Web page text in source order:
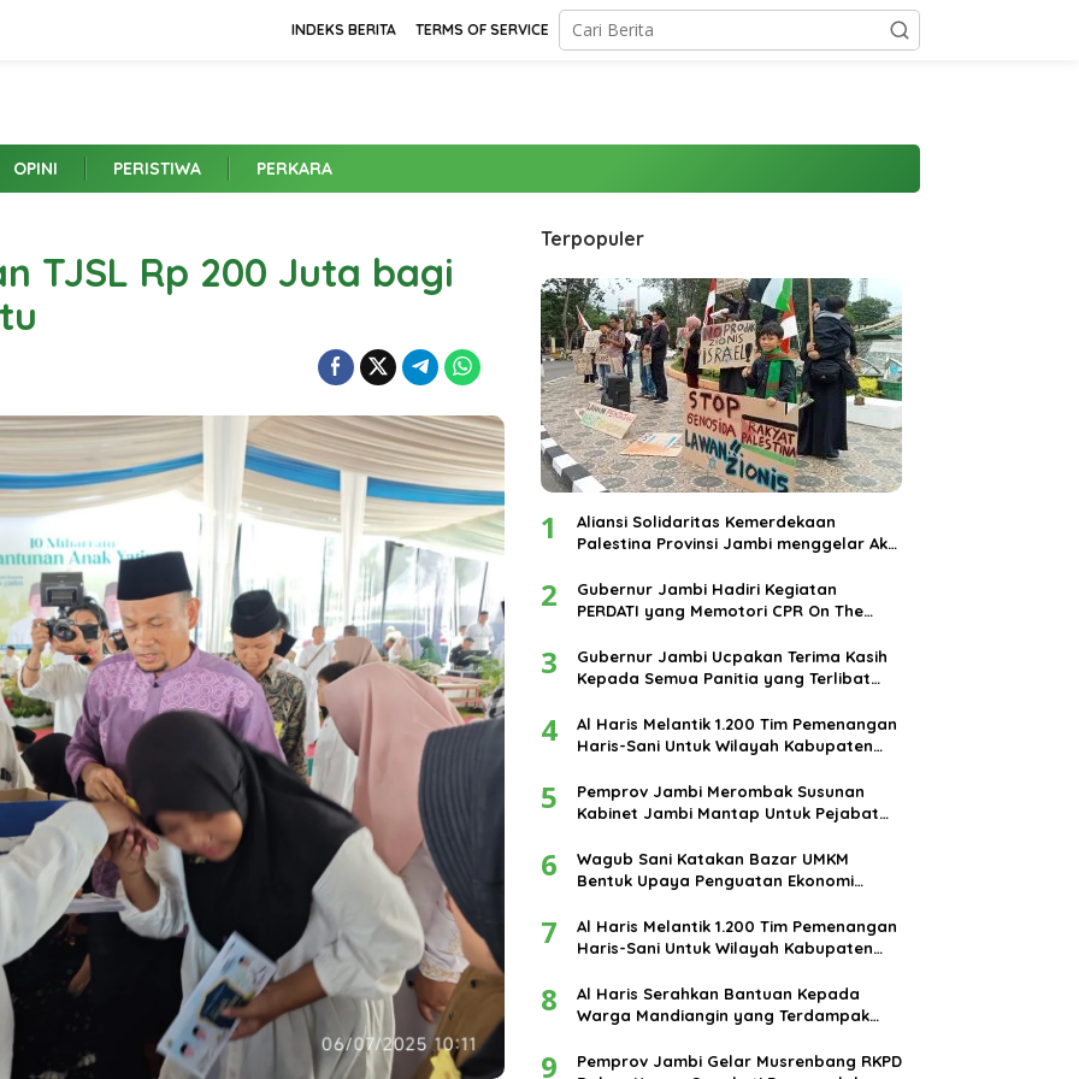
INDEKS BERITA TERMS OF SERVICE
OPINI PERISTIWA PERKARA
TJSL Rp 200 Juta bagi
Terpopuler
1
Aliansi Solidaritas Kemerdekaan
Palestina Provinsi Jambi menggelar Aksi
kota Jambi.
2
Gubernur Jambi Hadiri Kegiatan
PERDATI yang Memotori CPR On The
3
Gubernur Jambi Ucpakan Terima Kasih
Kepada Semua Panitia yang Terlibat
Tahun 2024
4
Al Haris Melantik 1.200 Tim Pemenangan
Haris-Sani Untuk Wilayah Kabupaten
5
Pemprov Jambi Merombak Susunan
Kabinet Jambi Mantap Untuk Pejabat
6
Wagub Sani Katakan Bazar UMKM
Bentuk Upaya Penguatan Ekonomi
7
Al Haris Melantik 1.200 Tim Pemenangan
Haris-Sani Untuk Wilayah Kabupaten
8
Al Haris Serahkan Bantuan Kepada
Warga Mandiangin yang Terdampak
9
Pemprov Jambi Gelar Musrenbang RKPD